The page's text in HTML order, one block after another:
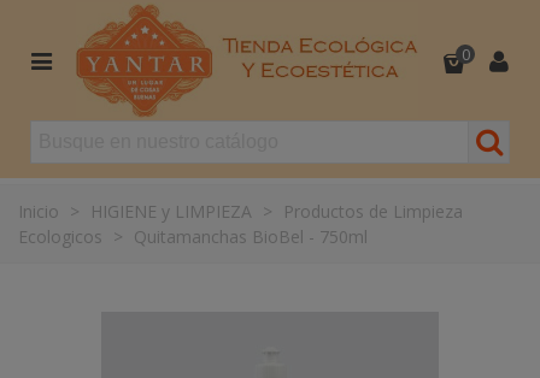
0
Inicio > HIGIENE y LIMPIEZA >
Productos de Limpieza
Ecologicos > Quitamanchas BioBel - 750ml